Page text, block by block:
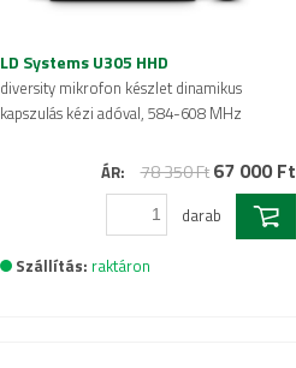
LD Systems U305 HHD
diversity mikrofon készlet dinamikus
kapszulás kézi adóval, 584-608 MHz
ÁR: 78 350 Ft 67 000 Ft
darab
Szállítás: raktáron